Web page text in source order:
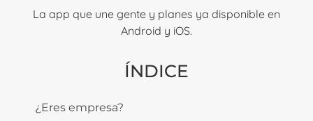
La app que une gente y planes ya disponible en
Android y iOS.
ÍNDICE
¿Eres empresa?